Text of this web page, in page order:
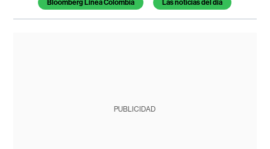
Bloomberg Línea Colombia Las noticias del día
PUBLICIDAD